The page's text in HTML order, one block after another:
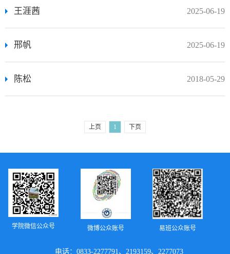
王涯茜 2025-06-19
邢帆 2025-06-19
陈松 2018-05-29
上页 1 下页
学院微信公众号 微博公众账号 易班公众账号
电话：0833-2277791、2193159、2277073